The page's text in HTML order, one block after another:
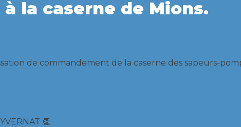
la caserne de Mions.
de commandement de la caserne des sapeurs-
👏